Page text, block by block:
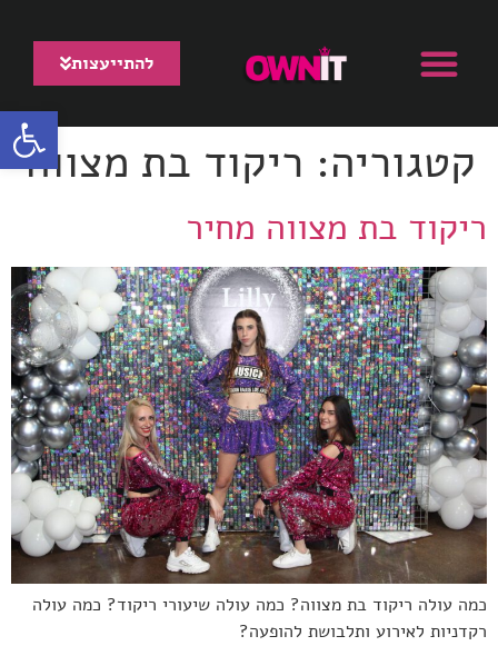
פתח
להתייעצות
קטגוריה: ריקוד בת מצווה
ריקוד בת מצווה מחיר
כמה עולה ריקוד בת מצווה? כמה עולה שיעורי ריקוד? כמה עולה
רקדניות לאירוע ותלבושת להופעה?